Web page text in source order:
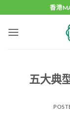
to
content
香港
五大典